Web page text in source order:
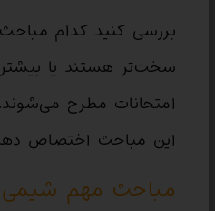
بررسی کنید کدام
سخت‌تر هستند یا
امتحانات مطرح
این مباحث اختصاص
مباحث مهم